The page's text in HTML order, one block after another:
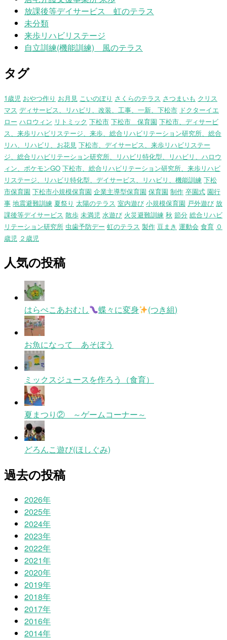
放課後等デイサービス 虹のテラス
未分類
来歩リハビリステージ
自立訓練(機能訓練) 風のテラス
タグ
1歳児 おやつ作り お月見 こいのぼり さくらのテラス さつまいも クリス
マス ディサービス、リハビリ、改装、工事、一新、下松市 ドクターイエ
ロー ハロウィン リトミック 下松市 下松市 保育園 下松市、ディサービ
ス、来歩リハビリステージ、来歩、総合リハビリテーション研究所、総合
リハ、リハビリ、お花見 下松市、デイサービス、来歩リハビリステー
ジ、総合リハビリテーション研究所、リハビリ特化型、リハビリ、ハロウ
ィン、ポケモンGO 下松市、総合リハビリテーション研究所、来歩リハビ
リステージ、リハビリ特化型、デイサービス、リハビリ、機能訓練 下松
市保育園 下松市小規模保育園 企業主導型保育園 保育園 制作 卒園式 園行
事 地震避難訓練 夏祭り 太陽のテラス 室内遊び 小規模保育園 戸外遊び 放
課後等デイサービス 散歩 未満児 水遊び 火災避難訓練 秋 節分 総合リハビ
リテーション研究所 虫歯予防デー 虹のテラス 製作 豆まき 運動会 食育 ０
歳児 ２歳児
人気の投稿
はらぺこあおむし 蝶々に変身 (つき組)
お魚になって あそぼう
ミックスジュースを作ろう（食育）
夏まつり② ～ゲームコーナー～
どろんこ遊び(ほしぐみ)
過去の投稿
2026年
2025年
2024年
2023年
2022年
2021年
2020年
2019年
2018年
2017年
2016年
2014年